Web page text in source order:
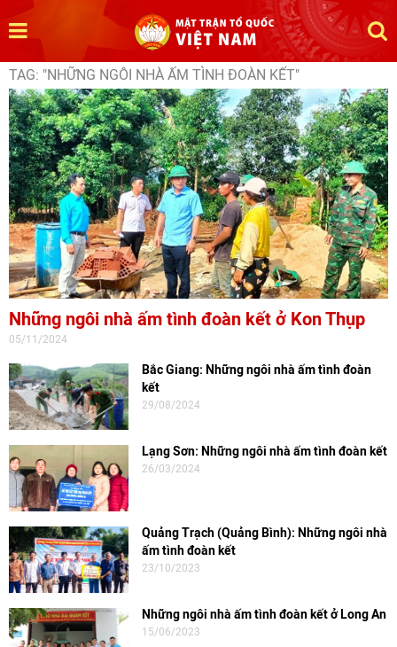
TAG: "NHỮNG NGÔI NHÀ ẤM TÌNH ĐOÀN KẾT"
Những ngôi nhà ấm tình đoàn kết ở Kon Thụp
05/11/2024
Bắc Giang: Những ngôi nhà ấm tình đoàn
kết
29/08/2024
Lạng Sơn: Những ngôi nhà ấm tình đoàn kết
26/03/2024
Quảng Trạch (Quảng Bình): Những ngôi nhà
ấm tình đoàn kết
23/10/2023
Những ngôi nhà ấm tình đoàn kết ở Long An
15/06/2023